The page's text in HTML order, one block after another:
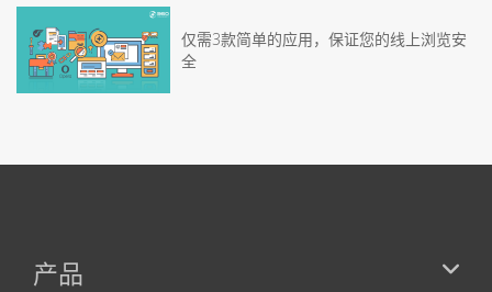
仅需3款简单的应用，保证您的线上浏览安
全
产品